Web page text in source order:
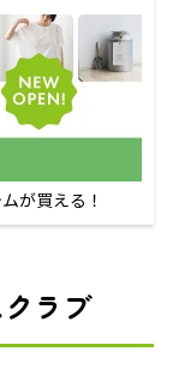
が買える！
ラブ